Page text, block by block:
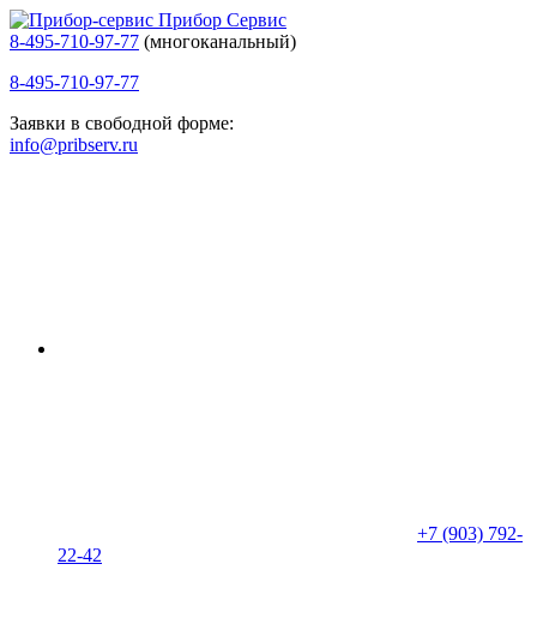
Прибор Сервис
8-495-710-97-77 (многоканальный)
8-495-710-97-77
Заявки в свободной форме:
info@pribserv.ru
+7 (903) 792-
22-42